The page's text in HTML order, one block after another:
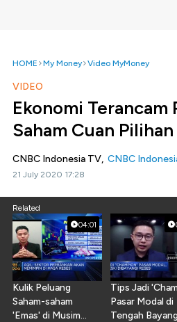
HOME My Money Video MyMoney
VIDEO
Ekonomi Terancam
Saham Cuan
CNBC Indonesia TV, CNBC
21 July 2020 17:28
Related
04:01
Kulik Peluang
Saham-saham
'Emas' di Musim
Tips Jadi
Pasar Modal di
Tengah